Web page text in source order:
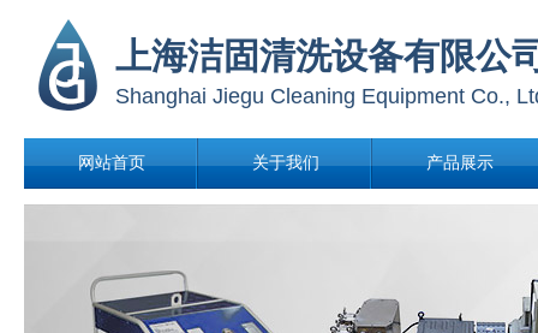
上海洁固清洗设备有限公
Shanghai Jiegu Cleaning Equipment Co.,
网站首页 关于我们 产品展示